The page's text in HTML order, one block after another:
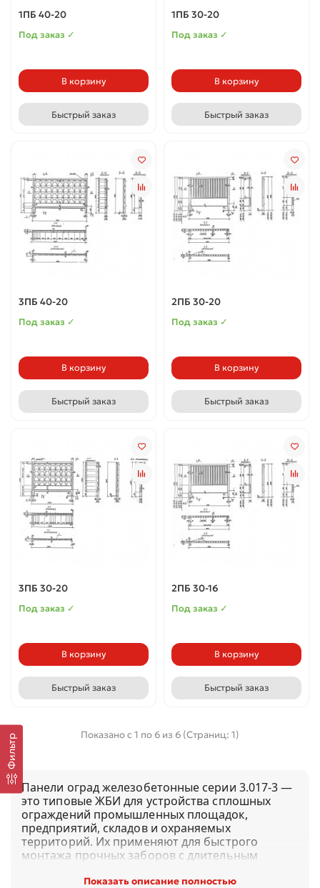
Фильтр
1ПБ 40-20
Под заказ ✓
В корзину
Быстрый заказ
1ПБ 30-20
Под заказ ✓
В корзину
Быстрый заказ
3ПБ 40-20
Под заказ ✓
В корзину
Быстрый заказ
2ПБ 30-20
Под заказ ✓
В корзину
Быстрый заказ
3ПБ 30-20
Под заказ ✓
В корзину
Быстрый заказ
2ПБ 30-16
Под заказ ✓
В корзину
Быстрый заказ
Показано с 1 по 6 из 6 (Страниц: 1)
Панели ограджелезобетонные серии 3.017-3 —
это типовые ЖБИ для устройства сплошных
ограждений промышленных площадок,
предприятий, складов и охраняемых
территорий. Их применяют для быстрого
монтажа прочных заборов с длительным
Показать описание полностью